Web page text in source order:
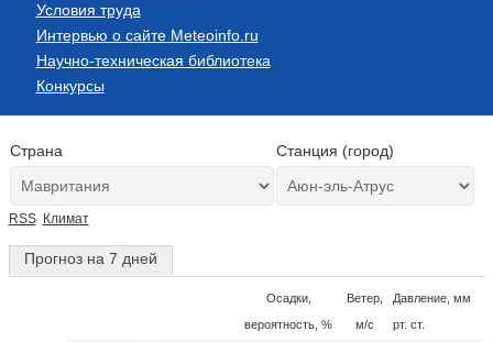
Условия труда
Интервью о сайте Meteoinfo.ru
Научно-техническая библиотека
Конкурсы
Страна Станция (город)
RSS Климат
Прогноз на 7 дней
Осадки,
вероятность, %
Ветер,
м/с
Давление, мм
рт. ст.